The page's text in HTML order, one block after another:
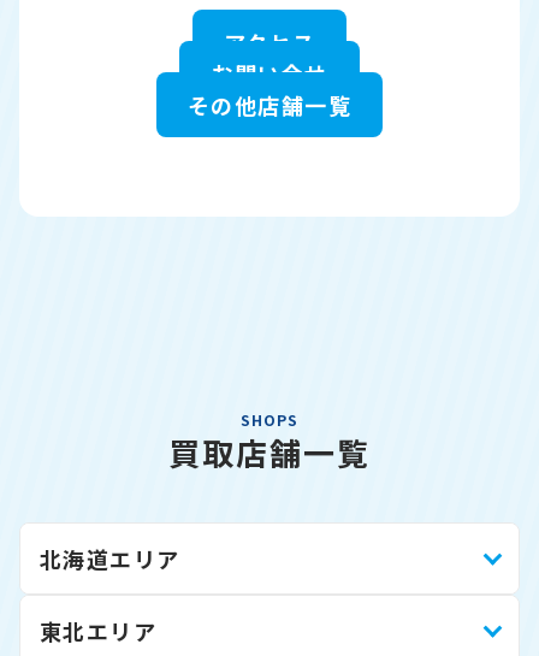
アクセス
お問い合せ
その他店舗一覧
SHOPS
買取店舗一覧
北海道エリア
東北エリア